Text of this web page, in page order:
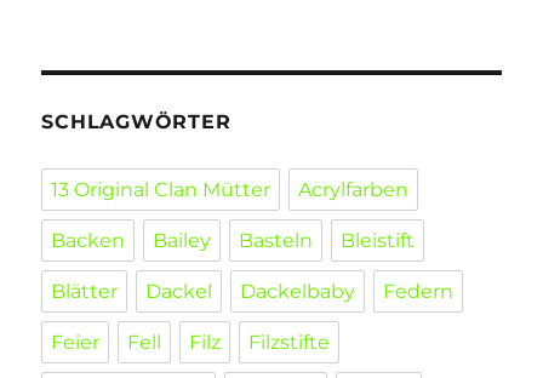
SCHLAGWÖRTER
13 Original Clan Mütter Acrylfarben
Backen Bailey Basteln Bleistift
Blätter Dackel Dackelbaby Federn
Feier Fell Filz Filzstifte